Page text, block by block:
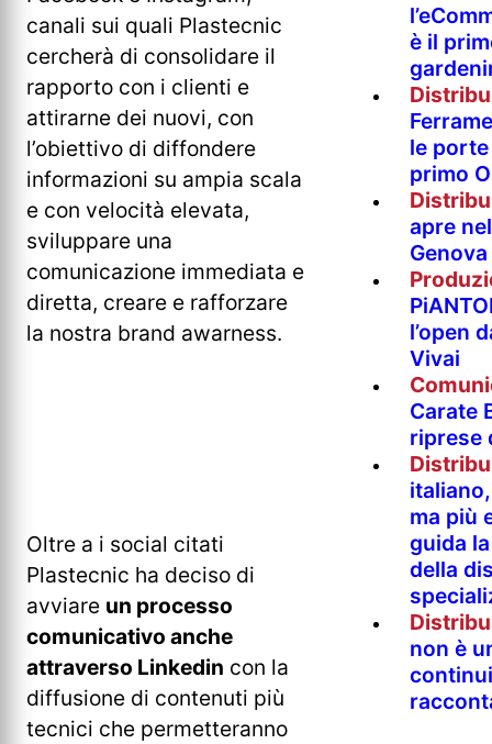
canali sui quali Plastecnic
cercherà di consolidare il
rapporto con i clienti e
attirarne dei nuovi, con
l’obiettivo di diffondere
informazioni su ampia scala
e con velocità elevata,
sviluppare una
comunicazione immediata e
diretta, creare e rafforzare
la nostra brand awarness.
Oltre a i social citati
Plastecnic ha deciso di
avviare un processo
comunicativo anche
attraverso Linkedin con la
diffusione di contenuti più
tecnici che permetteranno
è il
le
primo
apre
Genova
l’open
Vivai
Carate
riprese
ma più
guida
della
non è